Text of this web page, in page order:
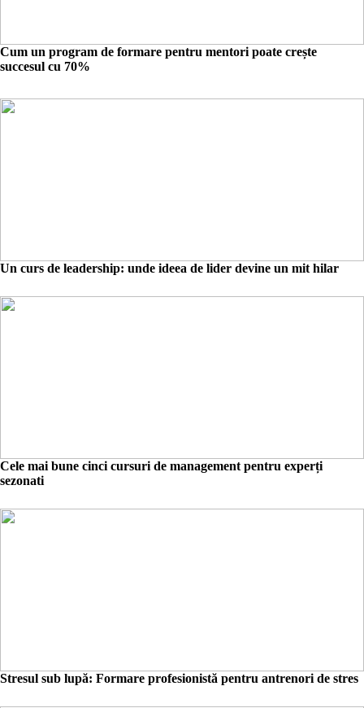
Cum un program de formare pentru mentori poate crește
succesul cu 70%
Un curs de leadership: unde ideea de lider devine un mit hilar
Cele mai bune cinci cursuri de management pentru experți
sezonati
Stresul sub lupă: Formare profesionistă pentru antrenori de stres